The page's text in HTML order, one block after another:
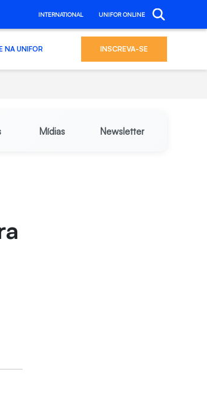
INTERNATIONAL UNIFOR ONLINE
NA UNIFOR INSCREVA-SE
Mídias Newsletter